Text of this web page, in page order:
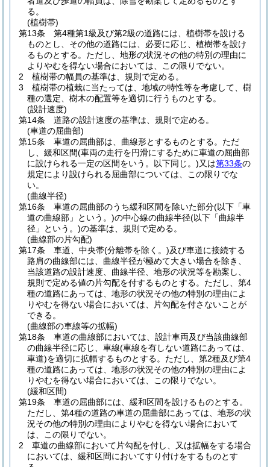
る。
(植樹帯)
第13条
第4種第1級及び第2級の道路には、植樹帯を設ける
ものとし、その他の道路には、必要に応じ、植樹帯を設け
るものとする。 ただし、地形の状況その他の特別の理由に
よりやむを得ない場合においては、この限りでない。
2
植樹帯の幅員の基準は、規則で定める。
3
植樹帯の植栽に当たっては、地域の特性等を考慮して、樹
種の選定、樹木の配置等を適切に行うものとする。
(設計速度)
第14条
道路の設計速度の基準は、規則で定める。
(車道の屈曲部)
第15条
車道の屈曲部は、曲線形とするものとする。 ただ
し、緩和区間(車両の走行を円滑にするために車道の屈曲部
に設けられる一定の区間をいう。以下同じ。)又は第33条の
規定により設けられる屈曲部については、この限りでな
い。
(曲線半径)
第16条
車道の屈曲部のうち緩和区間を除いた部分(以下「車
道の曲線部」という。)の中心線の曲線半径(以下「曲線半
径」という。)の基準は、規則で定める。
(曲線部の片勾配)
第17条
車道、中央帯(分離帯を除く。)及び車道に接続する
路肩の曲線部には、曲線半径が極めて大きい場合を除き、
当該道路の設計速度、曲線半径、地形の状況等を勘案し、
規則で定める値の片勾配を付するものとする。 ただし、第4
種の道路にあっては、地形の状況その他の特別の理由によ
りやむを得ない場合においては、片勾配を付さないことが
できる。
(曲線部の車線等の拡幅)
第18条
車道の曲線部においては、設計車両及び当該曲線部
の曲線半径に応じ、車線(車線を有しない道路にあっては、
車道)を適切に拡幅するものとする。 ただし、第2種及び第4
種の道路にあっては、地形の状況その他の特別の理由によ
りやむを得ない場合においては、この限りでない。
(緩和区間)
第19条
車道の屈曲部には、緩和区間を設けるものとする。
ただし、第4種の道路の車道の屈曲部にあっては、地形の状
況その他の特別の理由によりやむを得ない場合において
は、この限りでない。
2
車道の曲線部において片勾配を付し、又は拡幅をする場合
においては、緩和区間においてすり付けをするものとす